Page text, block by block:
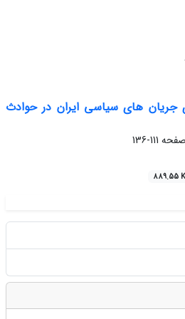
های سیاسی ایران در حوادث
111-136
889.55 K